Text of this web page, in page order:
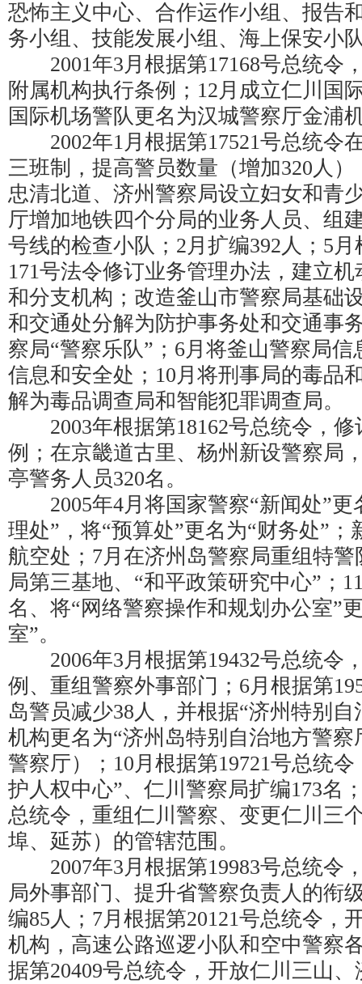
恐怖主义中心、合作运作小组、报告
务小组、技能发展小组、海上保安小
2001年3月根据第17168号总统令
附属机构执行条例；12月成立仁川国
国际机场警队更名为汉城警察厅金浦
2002年1月根据第17521号总统令
三班制，提高警员数量（增加320人
忠清北道、济州警察局设立妇女和青
厅增加地铁四个分局的业务人员、组
号线的检查小队；2月扩编392人；5
171号法令修订业务管理办法，建立
和分支机构；改造釜山市警察局基础
和交通处分解为防护事务处和交通事
察局“警察乐队”；6月将釜山警察局
信息和安全处；10月将刑事局的毒品
解为毒品调查局和智能犯罪调查局。
2003年根据第18162号总统令，修
例；在京畿道古里、杨州新设警察局
亭警务人员320名。
2005年4月将国家警察“新闻处”更
理处”，将“预算处”更名为“财务处”
航空处；7月在济州岛警察局重组特
局第三基地、“和平政策研究中心”；
名、将“网络警察操作和规划办公室”
室”。
2006年3月根据第19432号总统令
例、重组警察外事部门；6月根据第
岛警员减少38人，并根据“济州特别
机构更名为“济州岛特别自治地方警察
警察厅）；10月根据第19721号总统
护人权中心”、仁川警察局扩编173名
总统令，重组仁川警察、变更仁川三
埠、延苏）的管辖范围。
2007年3月根据第19983号总统令
局外事部门、提升省警察负责人的衔
编85人；7月根据第20121号总统令，
机构，高速公路巡逻小队和空中警察
据第20409号总统令，开放仁川三山